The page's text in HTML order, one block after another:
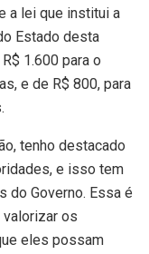
a lei que institui a
Estado desta
1.600 para o
e de R$ 800, para
tenho destacado
e isso tem
do Governo. Essa é
valorizar os
eles possam